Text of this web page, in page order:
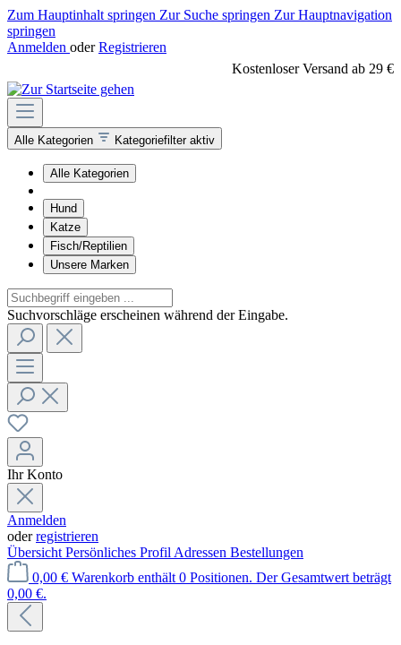
Zum Hauptinhalt springen Zur Suche springen Zur Hauptnavigation
springen
Anmelden oder Registrieren
Kostenloser Versand ab 29 €
Alle Kategorien Kategoriefilter aktiv
Alle Kategorien
Hund
Katze
Fisch/Reptilien
Unsere Marken
Suchvorschläge erscheinen während der Eingabe.
Ihr Konto
Anmelden
oderregistrieren
Übersicht Persönliches Profil Adressen Bestellungen
0,00 € Warenkorb enthält 0 Positionen. Der Gesamtwert beträgt
0,00 €.